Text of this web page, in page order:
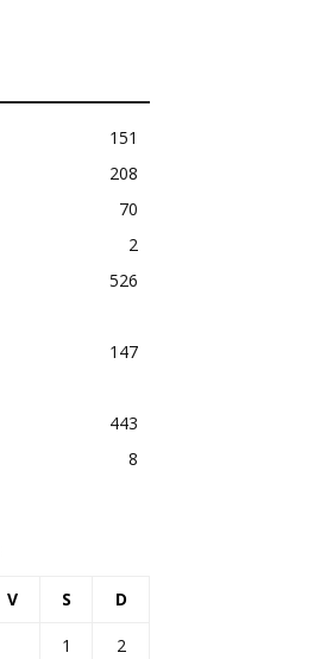
151
208
70
2
526
147
443
8
V S D
1
2